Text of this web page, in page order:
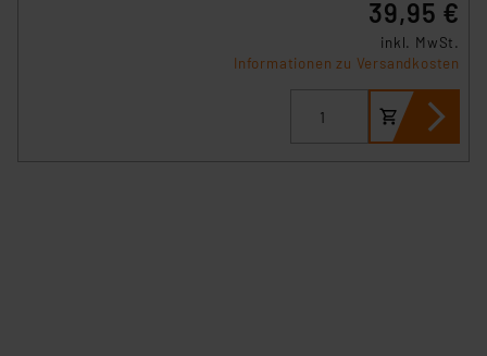
Datenschutzerklärung
39,95 €
inkl. MwSt.
Informationen zu Versandkosten